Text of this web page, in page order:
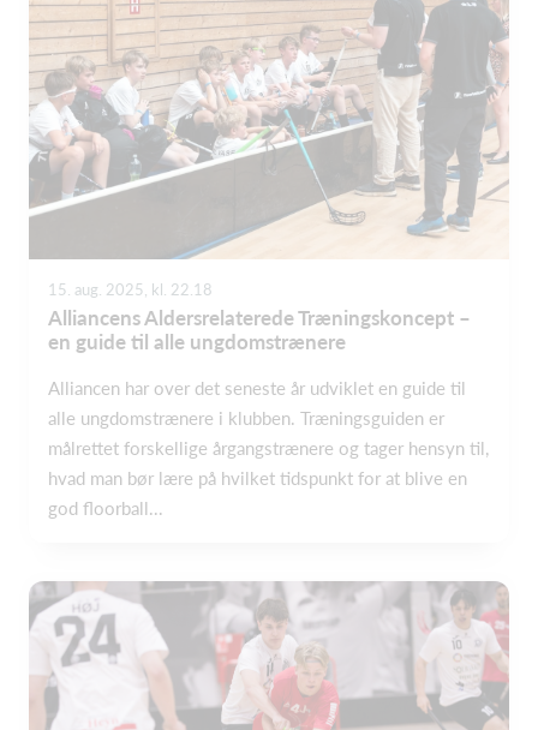
15. aug. 2025, kl. 22.18
​Alliancens Aldersrelaterede Træningskoncept –
en guide til alle ungdomstrænere
Alliancen har over det seneste år udviklet en guide til
alle ungdomstrænere i klubben. Træningsguiden er
målrettet forskellige årgangstrænere og tager hensyn til,
hvad man bør lære på hvilket tidspunkt for at blive en
god floorball...